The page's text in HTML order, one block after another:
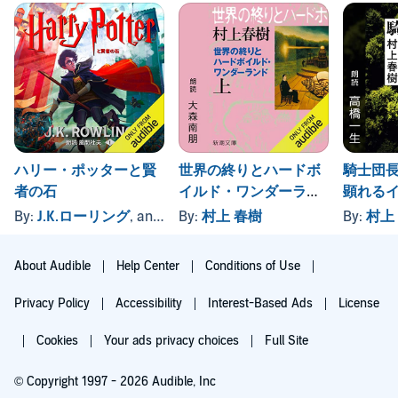
ハリー・ポッターと賢
者の石
By: J.K.ローリング, and others
世界の終りとハードボ
イルド・ワンダーラン
ド（上）
By:村上 春樹
騎士団
顕れる
―
By:村上
About Audible Help Center Conditions of Use
Privacy Policy Accessibility Interest-Based Ads License
Cookies Your ads privacy choices Full Site
© Copyright 1997 - 2026 Audible, Inc